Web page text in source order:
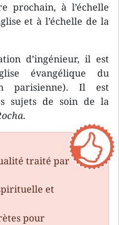
prochain, à l’échelle
et à l’échelle de la
d’ingénieur, il est
évangélique du
parisienne). Il est
sujets de soin de la
.
traité par
et
pour